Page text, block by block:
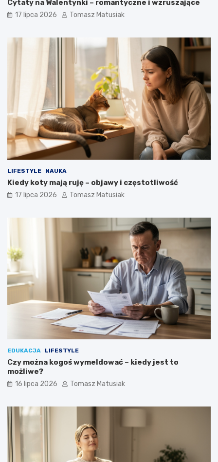
Cytaty na Walentynki – romantyczne i wzruszające
17 lipca 2026 Tomasz Matusiak
LIFESTYLE NAUKA
Kiedy koty mają ruję – objawy i częstotliwość
17 lipca 2026 Tomasz Matusiak
EDUKACJA LIFESTYLE
Czy można kogoś wymeldować – kiedy jest to
możliwe?
16 lipca 2026 Tomasz Matusiak